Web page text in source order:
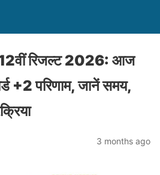
रिजल्ट 2026: आज
+2 परिणाम, जानें समय,
3 months ago